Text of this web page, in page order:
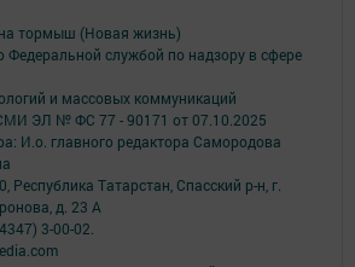
тормыш (Новая жизнь)
службой по надзору в сфере
и массовых коммуникаций
ЭЛ № ФС 77 - 90171 от 07.10.2025
И.о. главного редактора Самородова
Республика Татарстан, Спасский р-н, г.
д. 23 А
3-00-02.